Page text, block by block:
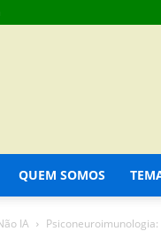
QUEM SOMOS
IA